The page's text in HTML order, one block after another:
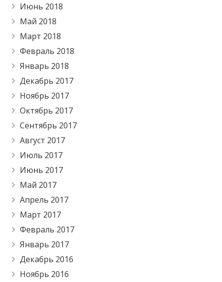
Июнь 2018
Май 2018
Март 2018
Февраль 2018
Январь 2018
Декабрь 2017
Ноябрь 2017
Октябрь 2017
Сентябрь 2017
Август 2017
Июль 2017
Июнь 2017
Май 2017
Апрель 2017
Март 2017
Февраль 2017
Январь 2017
Декабрь 2016
Ноябрь 2016